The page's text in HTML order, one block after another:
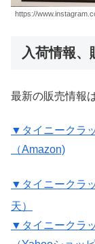
https://
入荷情報、
最新の販売情報
▼タイニークラ
（Amazon)
▼タイニークラ
天）
▼タイニークラ